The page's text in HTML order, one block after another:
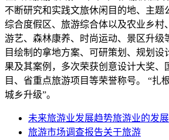
不断研究和实践文旅休闲目的地、主题
综合度假区、旅游综合体以及农业乡村
游艺、森林康养、时尚运动、景区升级
目绘制的拿地方案、可研策划、规划设
果及其案例，多次荣获创意设计大奖、
目、省重点旅游项目等荣誉称号。 “扎
城乡升级”。
未来旅游业发展趋势旅游业的发展
旅游市场调查报告关于旅游